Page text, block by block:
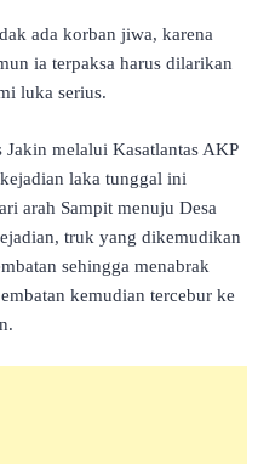
ada korban jiwa, karena
ia terpaksa harus dilarikan
luka serius.
melalui Kasatlantas AKP
laka tunggal ini
arah Sampit menuju Desa
truk yang dikemudikan
sehingga menabrak
kemudian tercebur ke